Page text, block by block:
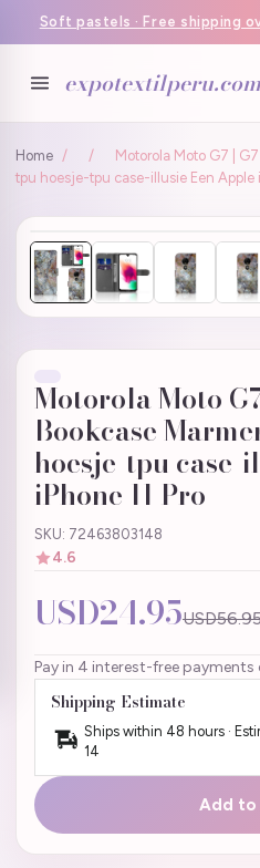
Soft pastels · Free shipping
expotextilperu.com
Home / /
Motorola Moto G7 |
tpu hoesje-tpu case-illusie Een Apple
Motorola Moto
Bookcase
hoesje-tpu
iPhone 11 Pro
SKU: 72463803148
4.6
USD24.95
Pay in 4 interest-free payments
Shipping Estimate
Ships within 48 hours ·
14
Add to